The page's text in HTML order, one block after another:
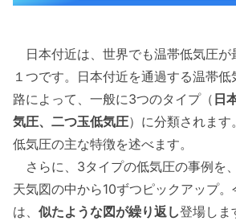
日本付近は、世界でも温帯低気圧が
１つです。日本付近を通過する温帯
路によって、一般に3つのタイプ（ 日
気圧、二つ玉低気圧）に分類されま
低気圧の主な特徴を述べます。
さらに、3タイプの低気圧の事例を
天気図の中から10ずつピックアップ
は、 似たような図が繰り返し登場しま